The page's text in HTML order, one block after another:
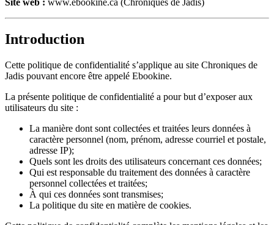
Site web : www.ebookine.ca (Chroniques de Jadis)
Introduction
Cette politique de confidentialité s’applique au site Chroniques de
Jadis pouvant encore être appelé Ebookine.
La présente politique de confidentialité a pour but d’exposer aux
utilisateurs du site :
La manière dont sont collectées et traitées leurs données à
caractère personnel (nom, prénom, adresse courriel et postale,
adresse IP);
Quels sont les droits des utilisateurs concernant ces données;
Qui est responsable du traitement des données à caractère
personnel collectées et traitées;
À qui ces données sont transmises;
La politique du site en matière de cookies.